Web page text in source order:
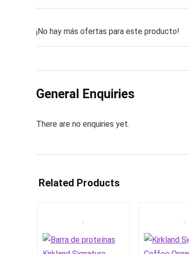
¡No hay más ofertas para este producto!
General Enquiries
There are no enquiries yet.
Related Products